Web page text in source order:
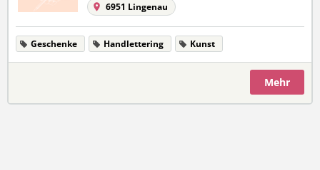
6951 Lingenau
Geschenke Handlettering Kunst
Mehr